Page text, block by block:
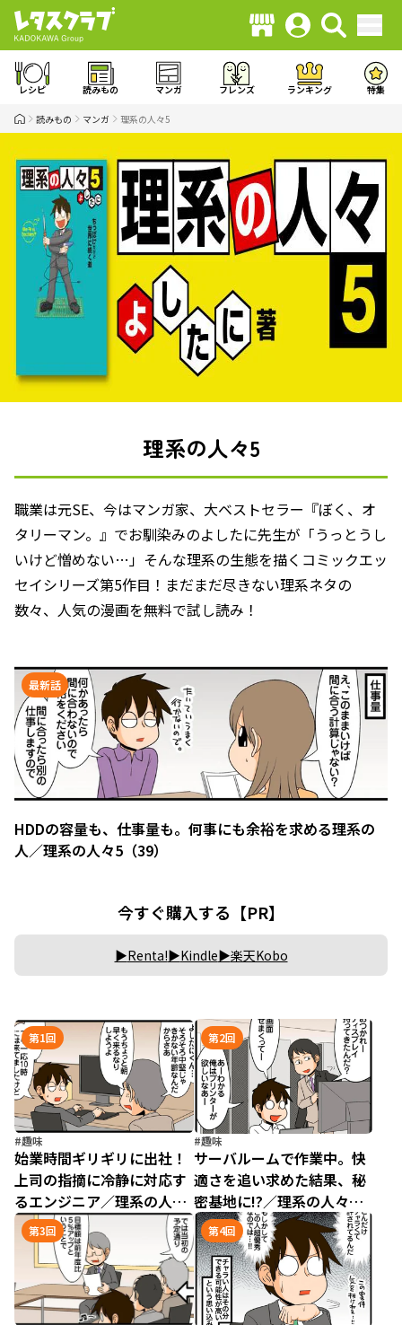
レシピ 読みもの マンガ フレンズ ランキング 特集
読みもの マンガ 理系の人々5
理系の人々5
職業は元SE、今はマンガ家、大ベストセラー『ぼく、オ
タリーマン。』でお馴染みのよしたに先生が「うっとうし
いけど憎めない…」そんな理系の生態を描くコミックエッ
セイシリーズ第5作目！まだまだ尽きない理系ネタの
数々、人気の漫画を無料で試し読み！
最新話
HDDの容量も、仕事量も。何事にも余裕を求める理系の
人／理系の人々5（39）
今すぐ購入する【PR】
Renta! Kindle 楽天Kobo
第1回
#趣味
始業時間ギリギリに出社！
上司の指摘に冷静に対応す
るエンジニア／理系の人々
5（1）
第2回
#趣味
サーバルームで作業中。快
適さを追い求めた結果、秘
密基地に!?／理系の人々
5（2）
第3回 第4回